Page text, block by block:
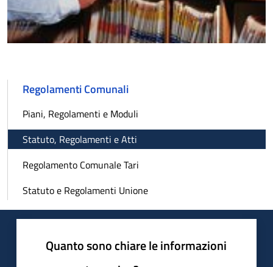
Regolamenti Comunali
Piani, Regolamenti e Moduli
Statuto, Regolamenti e Atti
Regolamento Comunale Tari
Statuto e Regolamenti Unione
Quanto sono chiare le informazioni